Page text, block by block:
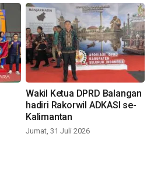
Wakil Ketua DPRD Balangan
hadiri Rakorwil ADKASI se-
Kalimantan
Jumat, 31 Juli 2026